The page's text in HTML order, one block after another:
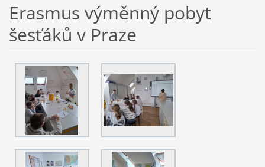
Erasmus výměnný pobyt
šesťáků v Praze